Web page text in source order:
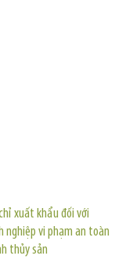
xuất khẩu đối với
nghiệp vi phạm an toàn
thủy sản